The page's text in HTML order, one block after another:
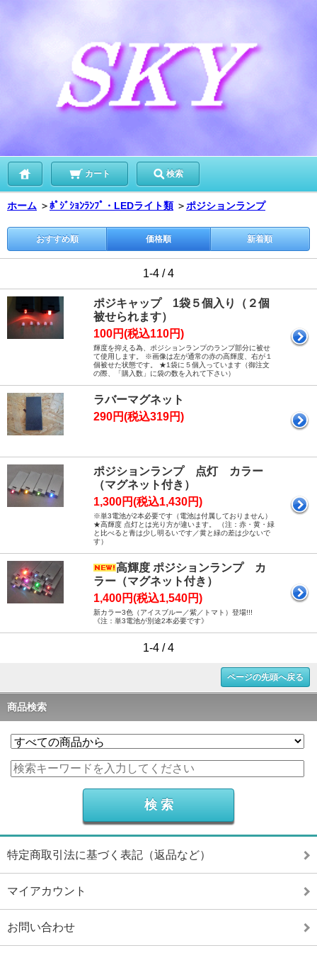
カート 検索
ホーム ＞ﾎﾟｼﾞｼｮﾝﾗﾝﾌﾟ・LEDライト類 ＞ポジションランプ
おすすめ順 価格順 新着順
1-4 / 4
ポジキャップ 1袋５個入り（２個
被せられます）
100円(税込110円)
輝度を抑える為、ポジションランプのランプ部分に被せ
て使用します。 ※画像は左が通常の赤の高輝度、右が１
個被せた状態です。 ★1袋に５個入っています（御注文
の際、「購入数」に袋の数を入れて下さい）
ラバーマグネット
290円(税込319円)
ポジションランプ 点灯 カラー
（マグネット付き）
1,300円(税込1,430円)
※単3電池が2本必要です（電池は付属しておりません）
★高輝度 点灯とは光り方が違います。 （注：赤・黄・緑
と比べると青は少し明るいです／黄と緑の差は少ないで
す）
高輝度 ポジションランプ カ
ラー（マグネット付き）
1,400円(税込1,540円)
新カラー3色（アイスブルー／紫／トマト）登場!!!
《注：単3電池が別途2本必要です》
1-4 / 4
ページの先頭へ戻る
商品検索
特定商取引法に基づく表記（返品など）
マイアカウント
お問い合わせ